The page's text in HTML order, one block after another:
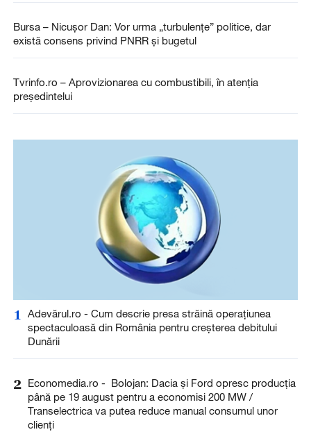
Bursa – Nicuşor Dan: Vor urma „turbulenţe” politice, dar
există consens privind PNRR şi bugetul
Tvrinfo.ro – Aprovizionarea cu combustibili, în atenția
președintelui
1
Adevărul.ro - Cum descrie presa străină operațiunea
spectaculoasă din România pentru creșterea debitului
Dunării
2 Economedia.ro - Bolojan: Dacia și Ford opresc producția
până pe 19 august pentru a economisi 200 MW /
Transelectrica va putea reduce manual consumul unor
clienți